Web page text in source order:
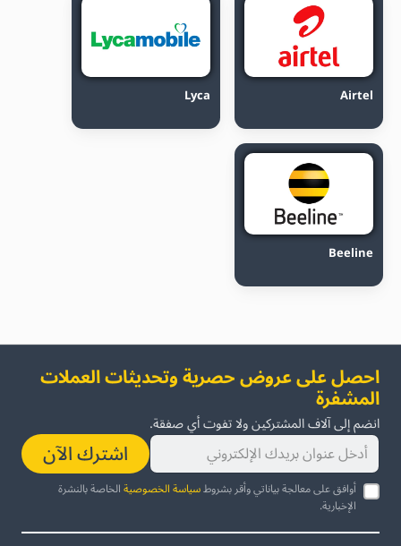
Airtel
Lyca
Beeline
احصل على عروض حصرية وتحديثات العملات
المشفرة
انضم إلى آلاف المشتركين ولا تفوت أي صفقة.
اشترك الآن
أوافق على معالجة بياناتي وأقر بشروطسياسة الخصوصيةالخاصة بالنشرة
الإخبارية.